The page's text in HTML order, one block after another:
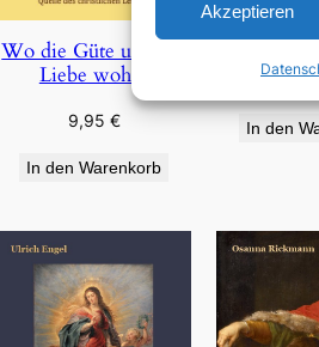
Akzeptieren
Wo die Güte und die
Liebe wohnt
9,95 €
In den Warenkorb
„Für viele
In den